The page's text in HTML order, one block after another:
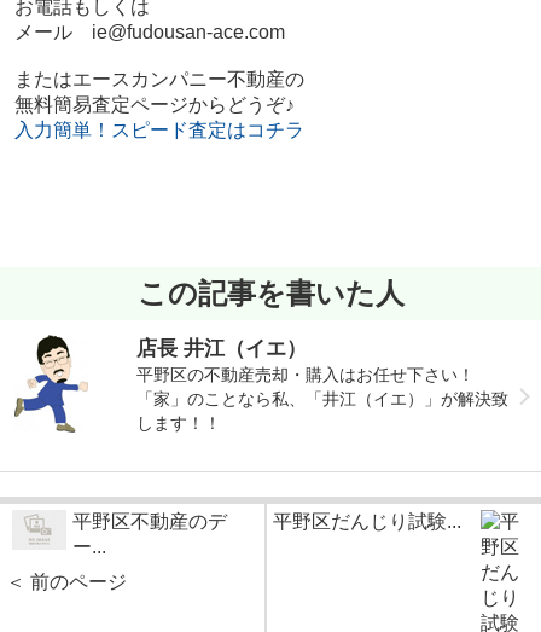
お電話もしくは
メール ie@fudousan-ace.com
またはエースカンパニー不動産の
無料簡易査定ページからどうぞ♪
入力簡単！スピード査定はコチラ
この記事を書いた人
店長 井江（イエ）
平野区の不動産売却・購入はお任せ下さい！
「家」のことなら私、「井江（イエ）」が解決致
します！！
平野区不動産のデ
ー...
＜ 前のページ
平野区だんじり試験...